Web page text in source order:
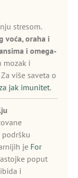
stresom.
voća, oraha i
i omega-
mozak i
više saveta o
jak imunitet.
je For
poput
i